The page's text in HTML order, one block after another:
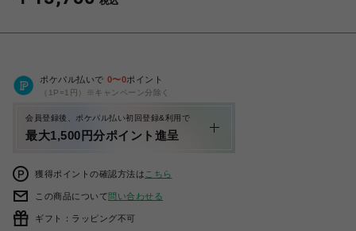
ポケパル払いで 0〜0ポイント
（1P=1円）※キャンペーン分除く
会員登録後、ポケパル払い初回登録&利用で
最大1,500円分ポイント進呈
獲得ポイントの確認方法は こちら
この商品について問い合わせる
ギフト：ラッピング不可